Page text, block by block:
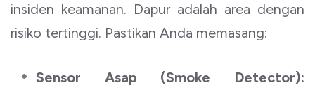
insiden keamanan. Dapur adalah area dengan
risiko tertinggi. Pastikan Anda memasang:
Sensor Asap (Smoke Detector):